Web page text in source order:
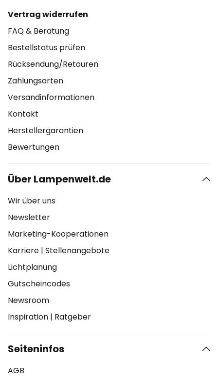
Vertrag widerrufen
FAQ & Beratung
Bestellstatus prüfen
Rücksendung/Retouren
Zahlungsarten
Versandinformationen
Kontakt
Herstellergarantien
Bewertungen
Über Lampenwelt.de
Wir über uns
Newsletter
Marketing-Kooperationen
Karriere | Stellenangebote
Lichtplanung
Gutscheincodes
Newsroom
Inspiration | Ratgeber
Seiteninfos
AGB